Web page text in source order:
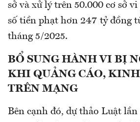
sở và xử lý trên 50.000 cơ sở
số tiền phạt hơn 247 tỷ đồng
tháng 5/2025.
BỔ SUNG HÀNH VI BỊ
KHI QUẢNG CÁO,
TRÊN MẠNG
Bên cạnh đó, dự thảo Luật lần